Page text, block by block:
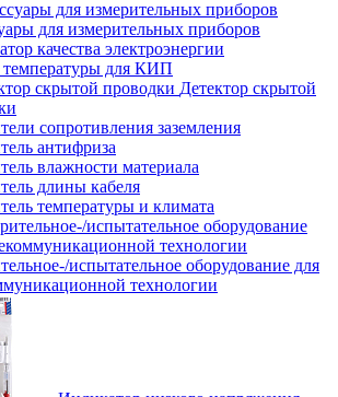
для измерительных приборов
качества электроэнергии
температуры для КИП
Детектор скрытой
сопротивления заземления
антифриза
влажности материала
длины кабеля
температуры и климата
испытательное оборудование для
технологии